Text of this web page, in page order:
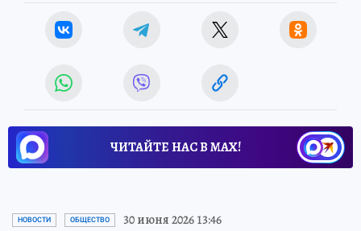
ЧИТАЙТЕ НАС В МАХ!
НОВОСТИ ОБЩЕСТВО 30 июня 2026 13:46